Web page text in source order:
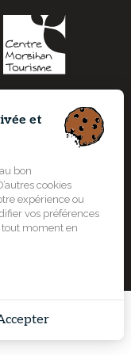
- Tous droits
sites Internet
et
bon
cookies
expérience ou
vos préférences
tout moment en